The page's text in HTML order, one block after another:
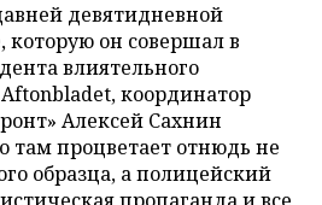
девятидневной
которую он совершал в
влиятельного
координатор
Алексей Сахнин
там процветает отнюдь не
образца, а полицейский